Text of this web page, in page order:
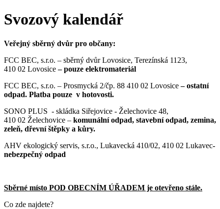
Svozový kalendář
Veřejný sběrný dvůr pro občany:
FCC BEC, s.r.o. – sběrný dvůr Lovosice, Terezínská 1123,
410 02 Lovosice– pouze elektromateriál
FCC BEC, s.r.o. – Prosmycká 2/čp. 88 410 02 Lovosice– ostatní
odpad. Platba pouze v hotovosti.
SONO PLUS - skládka Siřejovice - Želechovice 48,
410 02 Želechovice – komunální odpad, stavební odpad, zemina,
zeleň, dřevní štěpky a kůry.
AHV ekologický servis, s.r.o., Lukavecká 410/02, 410 02 Lukavec-
nebezpečný odpad
Sběrné místo POD OBECNÍM ÚŘADEM je otevřeno stále.
Co zde najdete?